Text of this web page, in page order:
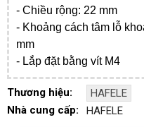
- Chiều rộng: 22 mm
- Khoảng cách tâm lỗ
mm
- Lắp đặt bằng vít M4
Thương hiệu:
HAFELE
Nhà cung cấp:
HAFELE